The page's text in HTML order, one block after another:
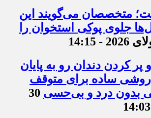
متخصصان می‌گویند این
جلوی پوکی استخوان را
و پر کردن دندان رو به پایان
ساده برای متوقف
بدون درد و بی‌حسی 30